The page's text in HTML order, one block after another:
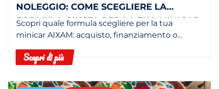
NOLEGGIO: COME SCEGLIERE LA
FORMULA GIUSTA PER LA TUA MINICAR
Scopri quale formula scegliere per la tua
minicar AIXAM: acquisto, finanziamento o
Scopri di più